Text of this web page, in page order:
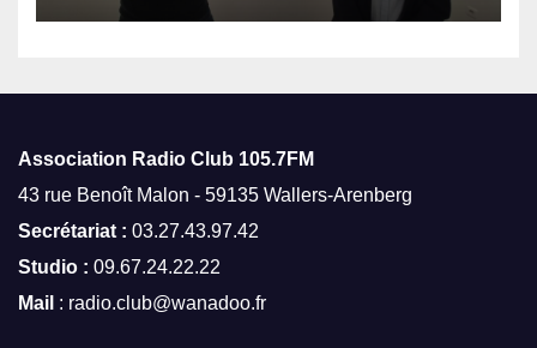
Association Radio Club 105.7FM
43 rue Benoît Malon - 59135 Wallers-Arenberg
Secrétariat : 03.27.43.97.42
Studio : 09.67.24.22.22
Mail : radio.club@wanadoo.fr